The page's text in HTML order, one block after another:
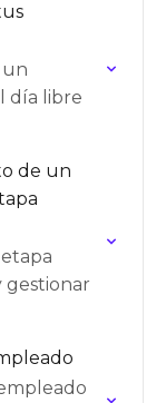
un
día libre
de un
gestionar